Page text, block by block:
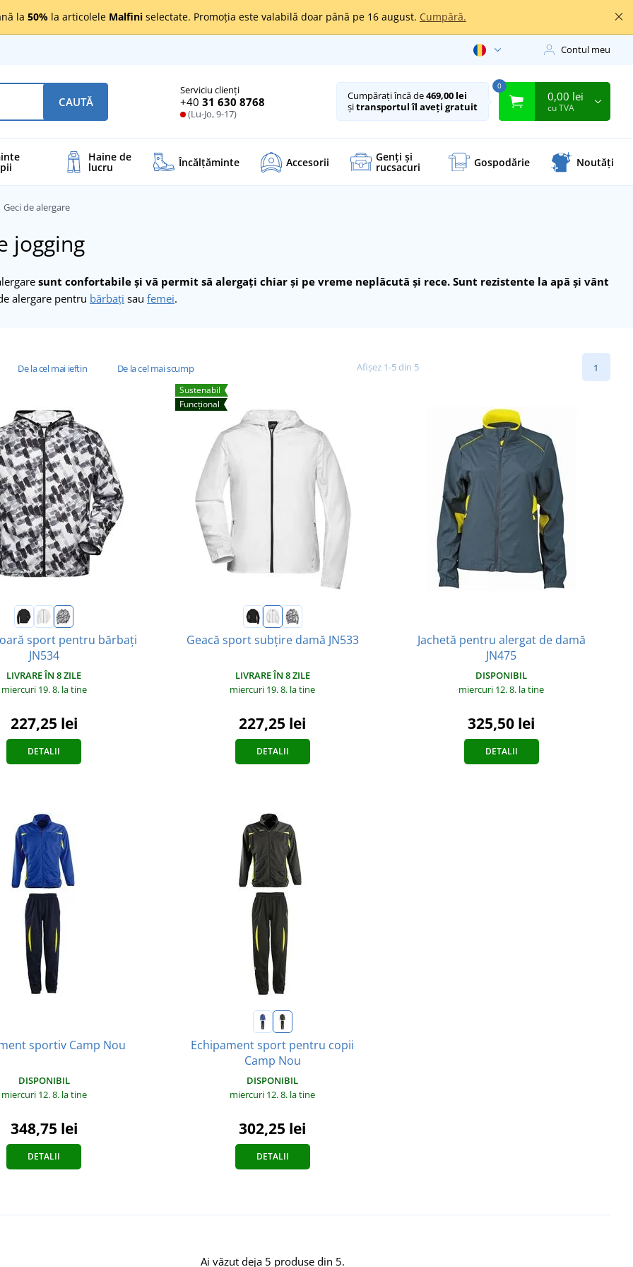
la 50% la articolele Malfini selectate. Promoția este valabilă doar până pe 16 august. Cumpără.
Contul meu
Serviciu clienți
+40 31 630 8768
(Lu-Jo, 9-17)
CAUTĂ Cumpărați încă de469,00 lei
șitransportul îl aveți gratuit
0
0,00 lei
cu TVA
Haine de
lucru Încălţăminte Accesorii Genți și
rucsacuri Gospodărie Noutăți
Geci de alergare
jogging
sunt confortabile și vă permit să alergați chiar și pe vreme neplăcută și rece. Sunt rezistente la apă și vânt
alergare pentru bărbați sau femei.
De la cel mai ieftin De la cel mai scump Afișez 1-5 din 5 1
sport pentru bărbați
JN534
LIVRARE ÎN 8 ZILE
miercuri 19. 8. la tine
227,25 lei
DETALII
Sustenabil
Funcțional
Geacă sport subțire damă JN533
LIVRARE ÎN 8 ZILE
miercuri 19. 8. la tine
227,25 lei
DETALII
Jachetă pentru alergat de damă
JN475
DISPONIBIL
miercuri 12. 8. la tine
325,50 lei
DETALII
sportiv Camp Nou
DISPONIBIL
miercuri 12. 8. la tine
348,75 lei
DETALII
Echipament sport pentru copii
Camp Nou
DISPONIBIL
miercuri 12. 8. la tine
302,25 lei
DETALII
Ai văzut deja 5 produse din 5.